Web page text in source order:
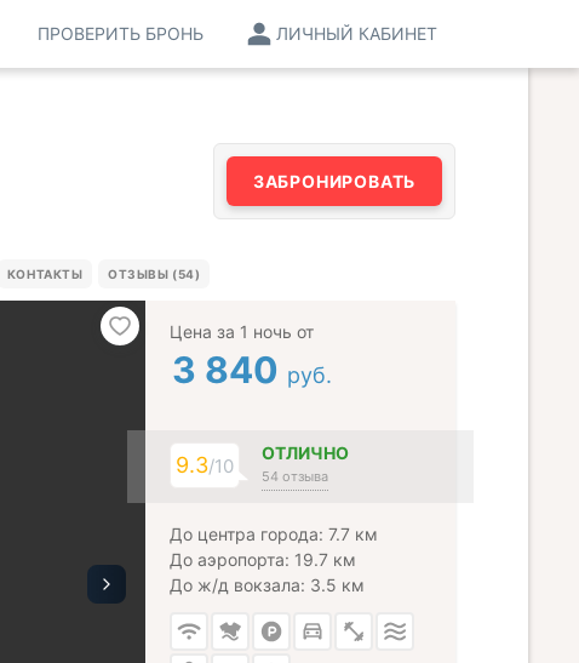
ЛИЧНЫЙ КАБИНЕТ
ПРОВЕРИТЬ БРОНЬ
ЗАБРОНИРОВАТЬ
КОНТАКТЫ ОТЗЫВЫ (54)
Цена за 1 ночь от
3 840 руб.
9.3/10
ОТЛИЧНО
54 отзыва
До центра города: 7.7 км
До аэропорта: 19.7 км
До ж/д вокзала: 3.5 км